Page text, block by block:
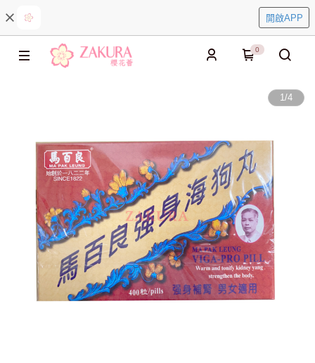
開啟APP
0
1/4